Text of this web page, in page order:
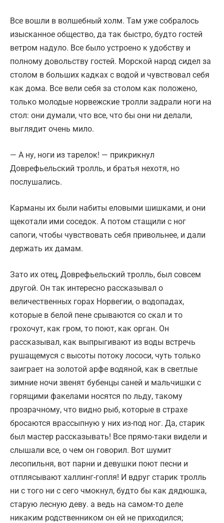
Все вошли в волшебный холм. Там уже собралось
изысканное общество, да так быстро, будто гостей
ветром надуло. Все было устроено к удобству и
полному довольству гостей. Морской народ сидел за
столом в больших кадках с водой и чувствовал себя
как дома. Все вели себя за столом как положено,
только молодые норвежские тролли задрали ноги на
стол: они думали, что все, что бы они ни делали,
выглядит очень мило.
— А ну, ноги из тарелок! — прикрикнул
Доврефьельский тролль, и братья нехотя, но
послушались.
Карманы их были набиты еловыми шишками, и они
щекотали ими соседок. А потом стащили с ног
сапоги, чтобы чувствовать себя привольнее, и дали
держать их дамам.
Зато их отец, Доврефьельский тролль, был совсем
другой. Он так интересно рассказывал о
величественных горах Норвегии, о водопадах,
которые в белой пене срываются со скал и то
грохочут, как гром, то поют, как орган. Он
рассказывал, как выпрыгивают из воды встречь
рушащемуся с высоты потоку лососи, чуть только
заиграет на золотой арфе водяной, как в светлые
зимние ночи звенят бубенцы саней и мальчишки с
горящими факелами носятся по льду, такому
прозрачному, что видно рыб, которые в страхе
бросаются врассыпную у них из-под ног. Да, старик
был мастер рассказывать! Все прямо-таки видели и
слышали все, о чем он говорил. Вот шумит
лесопильня, вот парни и девушки поют песни и
отплясывают халлинг-гопля! И вдруг старик тролль
ни с того ни с сего чмокнул, будто бы как дядюшка,
старую лесную деву. а ведь на самом-то деле
никаким родственником он ей не приходился;